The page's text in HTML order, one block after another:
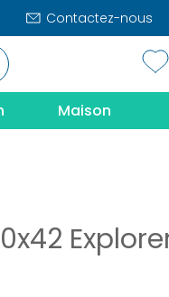
Contactez-nous
Maison